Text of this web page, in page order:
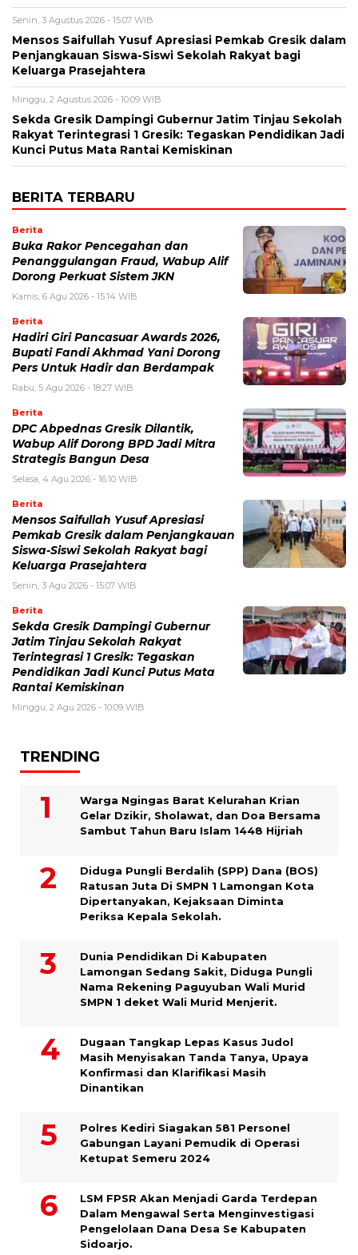
Senin, 3 Agustus 2026 - 15:07 WIB
Mensos Saifullah Yusuf Apresiasi Pemkab Gresik dalam
Penjangkauan Siswa-Siswi Sekolah Rakyat bagi
Keluarga Prasejahtera
Minggu, 2 Agustus 2026 - 10:09 WIB
Sekda Gresik Dampingi Gubernur Jatim Tinjau Sekolah
Rakyat Terintegrasi 1 Gresik: Tegaskan Pendidikan Jadi
Kunci Putus Mata Rantai Kemiskinan
BERITA TERBARU
Berita
Buka Rakor Pencegahan dan
Penanggulangan Fraud, Wabup Alif
Dorong Perkuat Sistem JKN
Kamis, 6 Agu 2026 - 15:14 WIB
Berita
Hadiri Giri Pancasuar Awards 2026,
Bupati Fandi Akhmad Yani Dorong
Pers Untuk Hadir dan Berdampak
Rabu, 5 Agu 2026 - 18:27 WIB
Berita
DPC Abpednas Gresik Dilantik,
Wabup Alif Dorong BPD Jadi Mitra
Strategis Bangun Desa
Selasa, 4 Agu 2026 - 16:10 WIB
Berita
Mensos Saifullah Yusuf Apresiasi
Pemkab Gresik dalam Penjangkauan
Siswa-Siswi Sekolah Rakyat bagi
Keluarga Prasejahtera
Senin, 3 Agu 2026 - 15:07 WIB
Berita
Sekda Gresik Dampingi Gubernur
Jatim Tinjau Sekolah Rakyat
Terintegrasi 1 Gresik: Tegaskan
Pendidikan Jadi Kunci Putus Mata
Rantai Kemiskinan
Minggu, 2 Agu 2026 - 10:09 WIB
TRENDING
Warga Ngingas Barat Kelurahan Krian
Gelar Dzikir, Sholawat, dan Doa Bersama
Sambut Tahun Baru Islam 1448 Hijriah
Diduga Pungli Berdalih (SPP) Dana (BOS)
Ratusan Juta Di SMPN 1 Lamongan Kota
Dipertanyakan, Kejaksaan Diminta
Periksa Kepala Sekolah.
Dunia Pendidikan Di Kabupaten
Lamongan Sedang Sakit, Diduga Pungli
Nama Rekening Paguyuban Wali Murid
SMPN 1 deket Wali Murid Menjerit.
Dugaan Tangkap Lepas Kasus Judol
Masih Menyisakan Tanda Tanya, Upaya
Konfirmasi dan Klarifikasi Masih
Dinantikan
Polres Kediri Siagakan 581 Personel
Gabungan Layani Pemudik di Operasi
Ketupat Semeru 2024
LSM FPSR Akan Menjadi Garda Terdepan
Dalam Mengawal Serta Menginvestigasi
Pengelolaan Dana Desa Se Kabupaten
Sidoarjo.